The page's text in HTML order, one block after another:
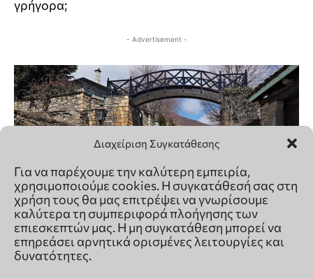
Διαχείριση Συγκατάθεσης
Για να παρέχουμε την καλύτερη εμπειρία,
χρησιμοποιούμε cookies. Η συγκατάθεσή σας στη
χρήση τους θα μας επιτρέψει να γνωρίσουμε
καλύτερα τη συμπεριφορά πλοήγησης των
επιεσκεπτών μας. Η μη συγκατάθεση μπορεί να
επηρεάσει αρνητικά ορισμένες λειτουργίες και
δυνατότητες.